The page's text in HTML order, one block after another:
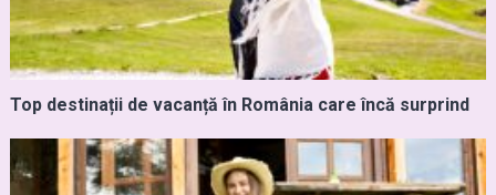
Top destinații de vacanță în România care încă surprind